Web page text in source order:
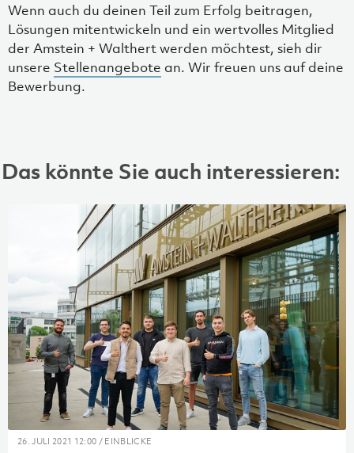
Wenn auch du deinen Teil zum Erfolg beitragen,
Lösungen mitentwickeln und ein wertvolles Mitglied
der Amstein + Walthert werden möchtest, sieh dir
unsere Stellenangebote an. Wir freuen uns auf deine
Bewerbung.
Das könnte Sie auch interessieren:
26. JULI 2021 12:00 / EINBLICKE